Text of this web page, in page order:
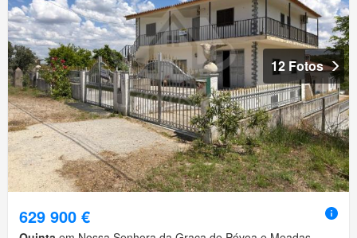
12 Fotos
629 900 €